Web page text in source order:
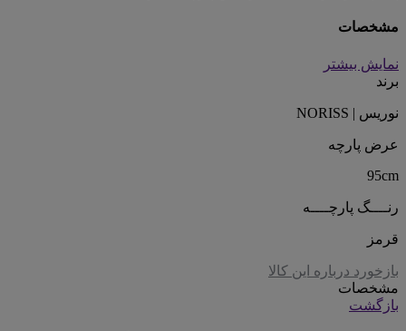
مشخصات
نمایش بیشتر
برند
نوریس | NORISS
عرض پارچه
95cm
رنــــگ پارچــــه
قرمز
بازخورد درباره این کالا
مشخصات
بازگشت